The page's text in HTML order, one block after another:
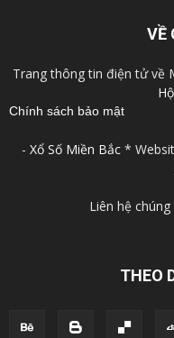
VỀ
Trang thông tin điện tử về
Chính sách bảo mật
- Xổ Số Miền Bắc*
Liên hệ chúng
THEO